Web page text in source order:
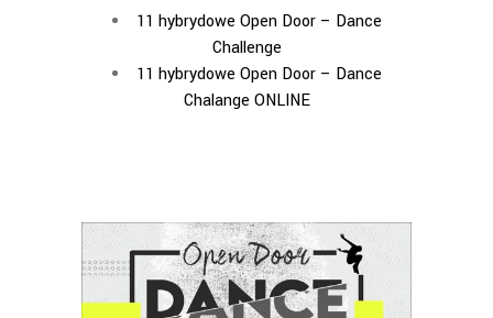
11 hybrydowe Open Door – Dance
Challenge
11 hybrydowe Open Door – Dance
Chalange ONLINE